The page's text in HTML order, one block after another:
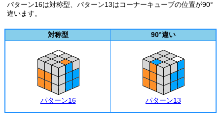
パターン16は対称型、パターン13はコーナーキューブの位置が90°
違います。
対称型 90°違い
パターン16 パターン13